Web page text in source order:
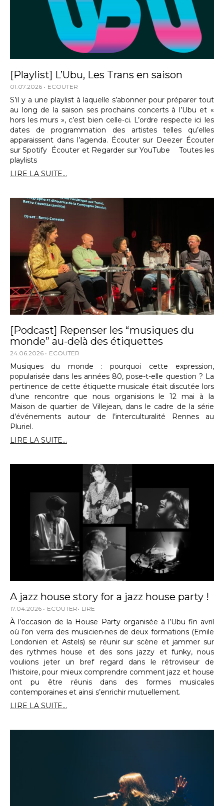
[Playlist] L’Ubu, Les Trans en saison
01.07.2026 ECOUTER
S’il y a une playlist à laquelle s’abonner pour préparer tout
au long de la saison ses prochains concerts à l’Ubu et «
hors les murs », c’est bien celle-ci. L’ordre respecte ici les
dates de programmation des artistes telles qu’elles
apparaissent dans l’agenda. Écouter sur Deezer Écouter
sur Spotify Écouter et Regarder sur YouTube Toutes les
playlists
LIRE LA SUITE...
[Podcast] Repenser les “musiques du
monde” au-delà des étiquettes
24.06.2026 ECOUTER
Musiques du monde : pourquoi cette expression,
popularisée dans les années 80, pose-t-elle question ? La
pertinence de cette étiquette musicale était discutée lors
d’une rencontre que nous organisions le 12 mai à la
Maison de quartier de Villejean, dans le cadre de la série
d’événements autour de l’interculturalité Rennes au
Pluriel.
LIRE LA SUITE...
A jazz house story for a jazz house party !
17.04.2026 ECOUTER LIRE
À l’occasion de la House Party organisée à l’Ubu fin avril
où l’on verra des musicien·nes de deux formations (Emile
Londonien et Astels) se réunir sur scène et jammer sur
des rythmes house et des sons jazzy et funky, nous
voulions jeter un bref regard dans le rétroviseur de
l’histoire, pour mieux comprendre comment jazz et house
ont pu être réunis dans des formes musicales
contemporaines et ainsi s’enrichir mutuellement.
LIRE LA SUITE...